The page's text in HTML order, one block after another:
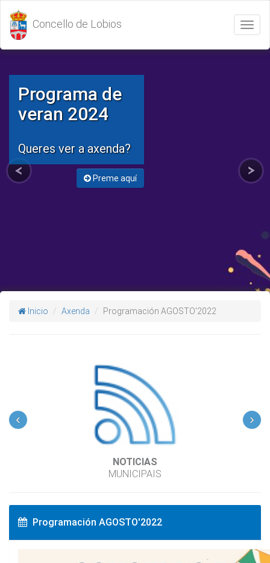
Abrir
/
Cerrar
Concello de Lobios
Programa de
veran 2024
Queres ver a axenda?
Preme aquí
Inicio Axenda Programación AGOSTO'2022
NOTICIAS
MUNICIPAIS
‹ ›
Programación AGOSTO'2022